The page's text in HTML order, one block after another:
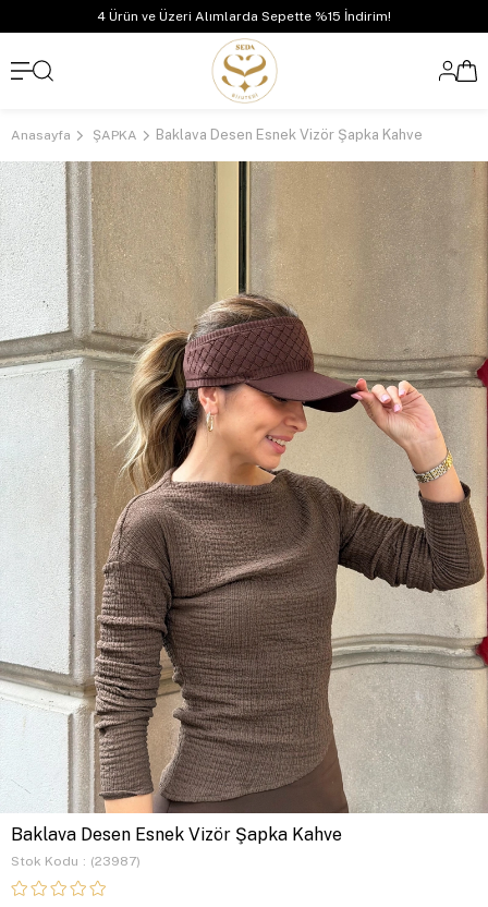
4 Ürün ve Üzeri Alımlarda Sepette %15 İndirim!
Anasayfa ŞAPKA Baklava Desen Esnek Vizör Şapka Kahve
Baklava Desen Esnek Vizör Şapka Kahve
Stok Kodu (23987)